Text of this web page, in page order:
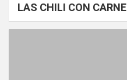
LAS CHILI CON CARNE